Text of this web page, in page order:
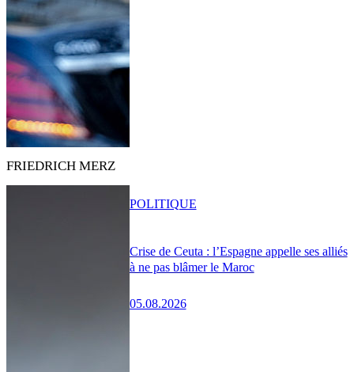
FRIEDRICH MERZ
Crise de Ceuta : l’Espagne appelle ses alliés
à ne pas blâmer le Maroc
05.08.2026
POLITIQUE